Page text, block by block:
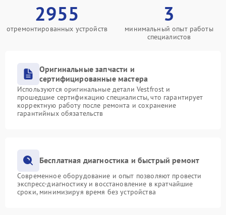
2955
отремонтированных устройств
3
минимальный опыт работы
специалистов
Оригинальные запчасти и
сертифицированные мастера
Используются оригинальные детали Vestfrost и
прошедшие сертификацию специалисты, что гарантирует
корректную работу после ремонта и сохранение
гарантийных обязательств
Бесплатная диагностика и быстрый ремонт
Современное оборудование и опыт позволяют провести
экспресс-диагностику и восстановление в кратчайшие
сроки, минимизируя время без устройства